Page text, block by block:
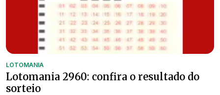
LOTOMANIA
Lotomania 2960: confira o resultado do
sorteio